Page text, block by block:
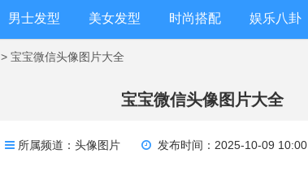
男士发型 美女发型 时尚搭配 娱乐八卦
> 宝宝微信头像图片大全
宝宝微信头像图片大全
所属频道：头像图片 发布时间：2025-10-09 10:00